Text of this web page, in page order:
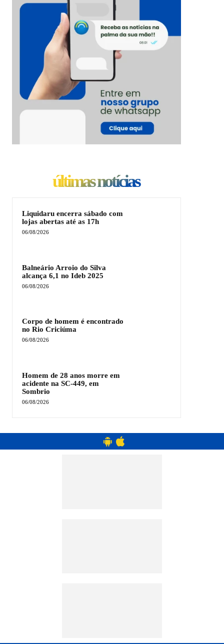
últimas notícias
Liquidaru encerra sábado com
lojas abertas até as 17h
06/08/2026
Balneário Arroio do Silva
alcança 6,1 no Ideb 2025
06/08/2026
Corpo de homem é encontrado
no Rio Criciúma
06/08/2026
Homem de 28 anos morre em
acidente na SC-449, em
Sombrio
06/08/2026